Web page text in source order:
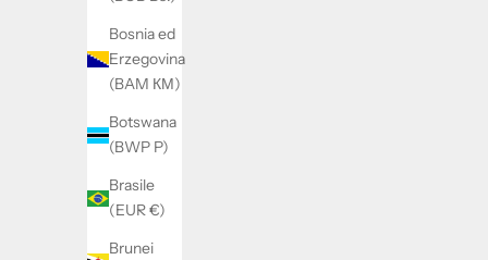
Bosnia ed
Erzegovina
(BAM КМ)
Botswana
(BWP P)
Brasile
(EUR €)
Brunei